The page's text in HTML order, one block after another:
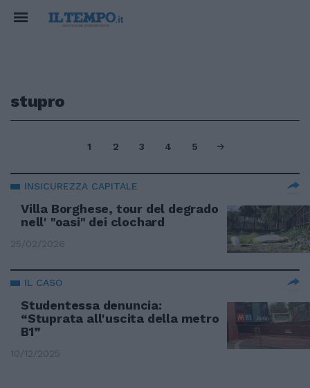
stupro
1 2 3 4 5
INSICUREZZA CAPITALE
Villa Borghese, tour del degrado
nell' "oasi" dei clochard
25/02/2026
IL CASO
Studentessa denuncia:
“Stuprata all'uscita della metro
B1”
10/12/2025